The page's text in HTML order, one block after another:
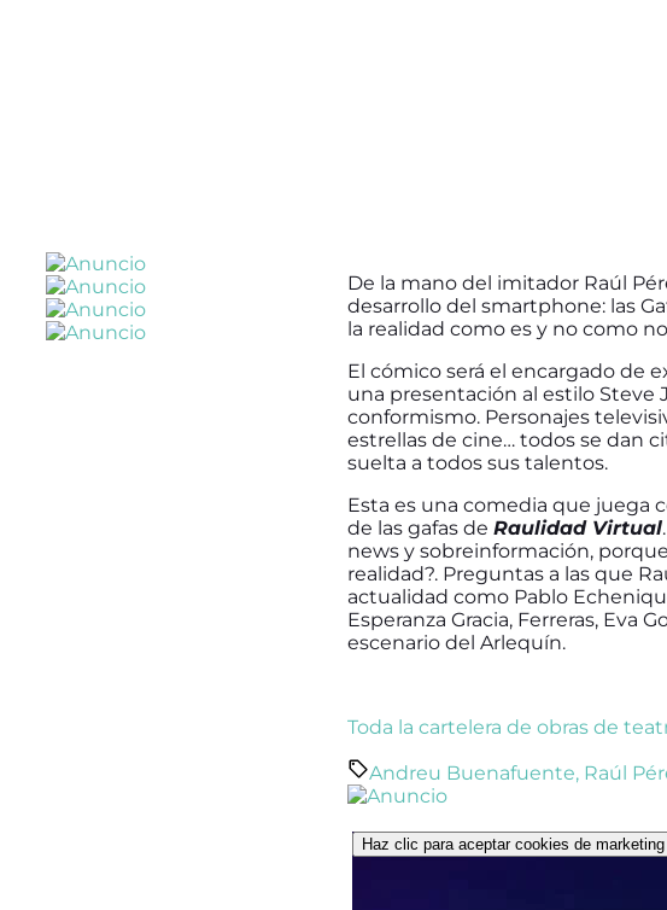
De la mano del imitador Raúl
desarrollo del smartphone: las
la realidad como es y no como
El cómico será el encargado de
una presentación al estilo Steve
conformismo. Personajes
estrellas de cine… todos se dan
suelta a todos sus talentos.
Esta es una comedia que juega
de las gafas de Raulidad Virtual
news y sobreinformación,
realidad?. Preguntas a las que
actualidad como Pablo
Esperanza Gracia, Ferreras, Eva
escenario del Arlequín.
Toda la cartelera de obras de
Andreu Buenafuente, Raúl
Haz clic para aceptar cookies de